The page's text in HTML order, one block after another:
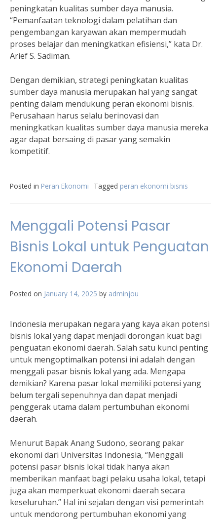
peningkatan kualitas sumber daya manusia.
“Pemanfaatan teknologi dalam pelatihan dan
pengembangan karyawan akan mempermudah
proses belajar dan meningkatkan efisiensi,” kata Dr.
Arief S. Sadiman.
Dengan demikian, strategi peningkatan kualitas
sumber daya manusia merupakan hal yang sangat
penting dalam mendukung peran ekonomi bisnis.
Perusahaan harus selalu berinovasi dan
meningkatkan kualitas sumber daya manusia mereka
agar dapat bersaing di pasar yang semakin
kompetitif.
Posted in Peran Ekonomi Tagged peran ekonomi bisnis
Menggali Potensi Pasar
Bisnis Lokal untuk Penguatan
Ekonomi Daerah
Posted on January 14, 2025 by adminjou
Indonesia merupakan negara yang kaya akan potensi
bisnis lokal yang dapat menjadi dorongan kuat bagi
penguatan ekonomi daerah. Salah satu kunci penting
untuk mengoptimalkan potensi ini adalah dengan
menggali pasar bisnis lokal yang ada. Mengapa
demikian? Karena pasar lokal memiliki potensi yang
belum tergali sepenuhnya dan dapat menjadi
penggerak utama dalam pertumbuhan ekonomi
daerah.
Menurut Bapak Anang Sudono, seorang pakar
ekonomi dari Universitas Indonesia, “Menggali
potensi pasar bisnis lokal tidak hanya akan
memberikan manfaat bagi pelaku usaha lokal, tetapi
juga akan memperkuat ekonomi daerah secara
keseluruhan.” Hal ini sejalan dengan visi pemerintah
untuk mendorong pertumbuhan ekonomi yang